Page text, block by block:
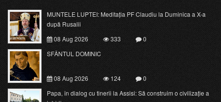
MUNTELE LUPTEI: Meditația PF Claudiu la Duminica a X-a
după Rusalii
08 Aug 2026
333
0
SFÂNTUL DOMINIC
08 Aug 2026 124
0
Papa, în dialog cu tinerii la Assisi: Să construim o civilizație a